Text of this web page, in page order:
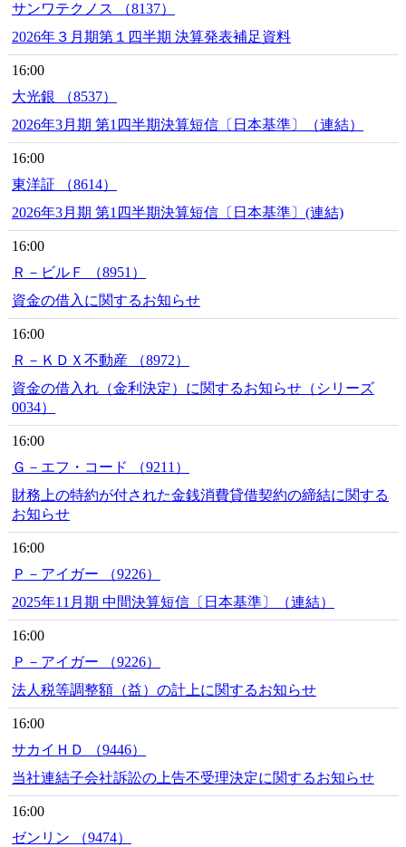
サンワテクノス （8137）
2026年３月期第１四半期 決算発表補足資料
16:00
大光銀 （8537）
2026年3月期 第1四半期決算短信〔日本基準〕（連結）
16:00
東洋証 （8614）
2026年3月期 第1四半期決算短信〔日本基準〕(連結)
16:00
Ｒ－ビルＦ （8951）
資金の借入に関するお知らせ
16:00
Ｒ－ＫＤＸ不動産 （8972）
資金の借入れ（金利決定）に関するお知らせ（シリーズ
0034）
16:00
Ｇ－エフ・コード （9211）
財務上の特約が付された金銭消費貸借契約の締結に関する
お知らせ
16:00
Ｐ－アイガー （9226）
2025年11月期 中間決算短信〔日本基準〕（連結）
16:00
Ｐ－アイガー （9226）
法人税等調整額（益）の計上に関するお知らせ
16:00
サカイＨＤ （9446）
当社連結子会社訴訟の上告不受理決定に関するお知らせ
16:00
ゼンリン （9474）